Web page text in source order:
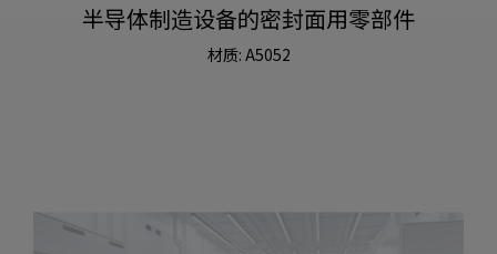
半导体制造设备的密封面用零部件
材质: A5052